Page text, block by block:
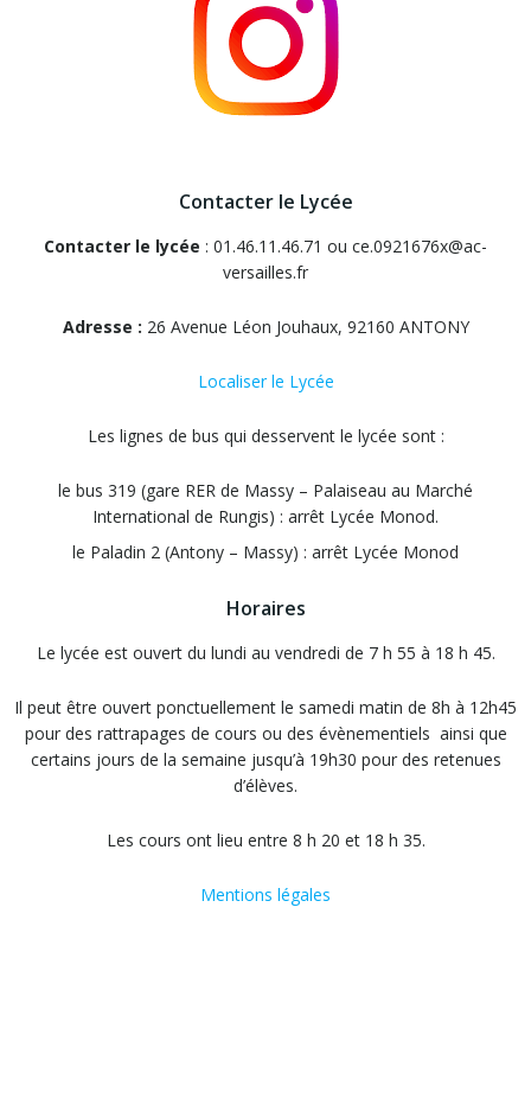
Contacter le Lycée
Contacter le lycée : 01.46.11.46.71 ou ce.0921676x@ac-
versailles.fr
Adresse : 26 Avenue Léon Jouhaux, 92160 ANTONY
Localiser le Lycée
Les lignes de bus qui desservent le lycée sont :
le bus 319 (gare RER de Massy – Palaiseau au Marché
International de Rungis) : arrêt Lycée Monod.
le Paladin 2 (Antony – Massy) : arrêt Lycée Monod
Horaires
Le lycée est ouvert du lundi au vendredi de 7 h 55 à 18 h 45.
Il peut être ouvert ponctuellement le samedi matin de 8h à 12h45
pour des rattrapages de cours ou des évènementiels ainsi que
certains jours de la semaine jusqu’à 19h30 pour des retenues
d’élèves.
Les cours ont lieu entre 8 h 20 et 18 h 35.
Mentions légales